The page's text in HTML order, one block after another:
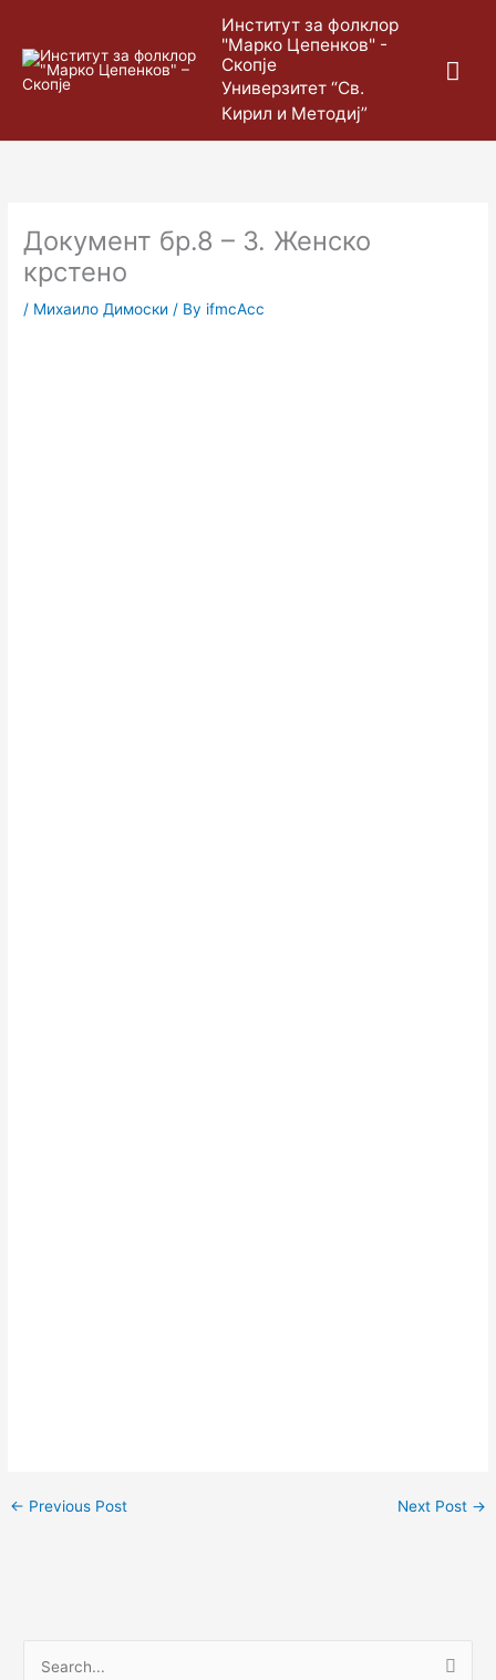
content
Институт за фолклор
"Марко Цепенков" -
Скопје
Универзитет “Св.
Кирил и Методиј”
Документ бр.8 – 3. Женско
крстено
/ Михаило Димоски / By ifmcAcc
← Previous Post Next Post →